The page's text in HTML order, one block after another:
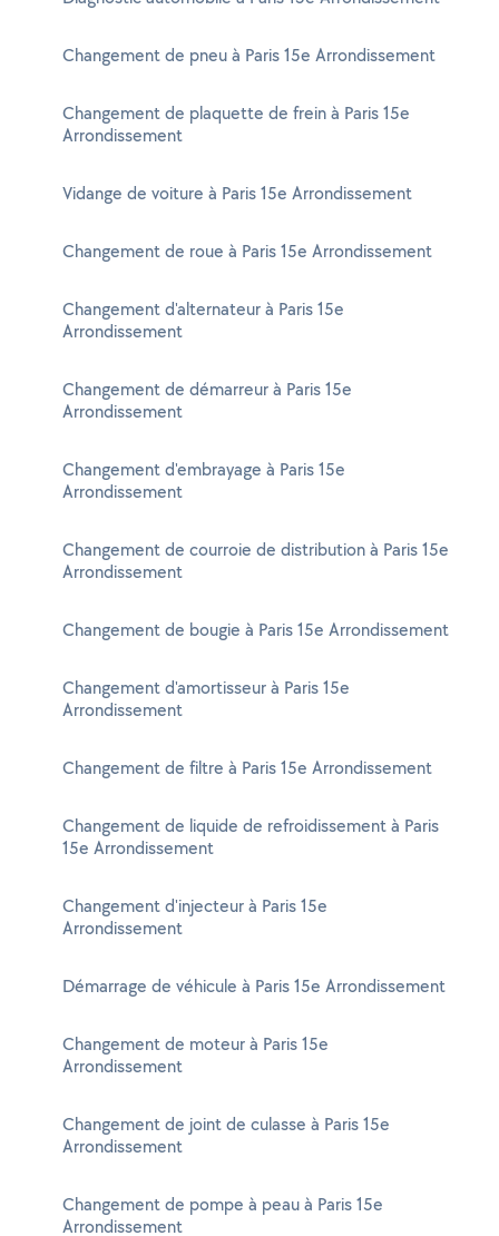
Changement de pneu à Paris 15e Arrondissement
Changement de plaquette de frein à Paris 15e
Arrondissement
Vidange de voiture à Paris 15e Arrondissement
Changement de roue à Paris 15e Arrondissement
Changement d'alternateur à Paris 15e
Arrondissement
Changement de démarreur à Paris 15e
Arrondissement
Changement d'embrayage à Paris 15e
Arrondissement
Changement de courroie de distribution à Paris 15e
Arrondissement
Changement de bougie à Paris 15e Arrondissement
Changement d'amortisseur à Paris 15e
Arrondissement
Changement de filtre à Paris 15e Arrondissement
Changement de liquide de refroidissement à Paris
15e Arrondissement
Changement d'injecteur à Paris 15e
Arrondissement
Démarrage de véhicule à Paris 15e Arrondissement
Changement de moteur à Paris 15e
Arrondissement
Changement de joint de culasse à Paris 15e
Arrondissement
Changement de pompe à peau à Paris 15e
Arrondissement